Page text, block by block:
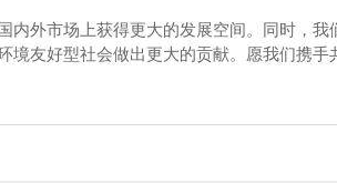
内外市场上获得更大的发展空间。同时，我
境友好型社会做出更大的贡献。愿我们携手